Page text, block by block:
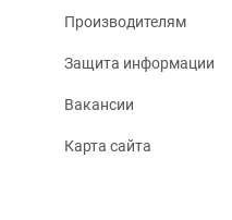
Производителям
Защита информации
Вакансии
Карта сайта